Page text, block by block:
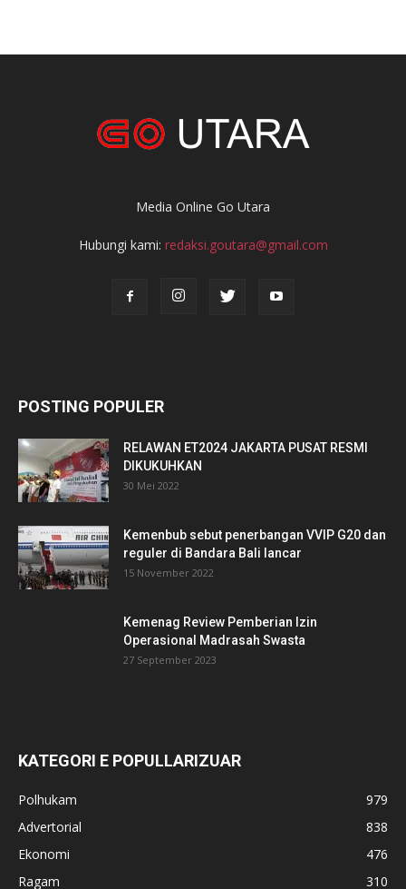
Media Online Go Utara
Hubungi kami: redaksi.goutara@gmail.com
POSTING POPULER
RELAWAN ET2024 JAKARTA PUSAT RESMI
DIKUKUHKAN
30 Mei 2022
Kemenbub sebut penerbangan VVIP G20 dan
reguler di Bandara Bali lancar
15 November 2022
Kemenag Review Pemberian Izin
Operasional Madrasah Swasta
27 September 2023
KATEGORI E POPULLARIZUAR
Polhukam
979
Advertorial
838
Ekonomi
476
Ragam
310